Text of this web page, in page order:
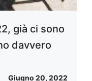
già ci sono
davvero
Giugno 20, 2022